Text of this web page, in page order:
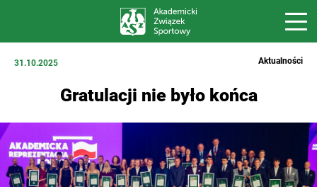
31.10.2025 Aktualności
Gratulacji nie było końca